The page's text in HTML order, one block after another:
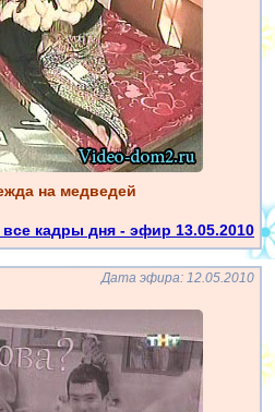
на медведей
кадры дня - эфир 13.05.2010
Дата эфира: 12.05.2010